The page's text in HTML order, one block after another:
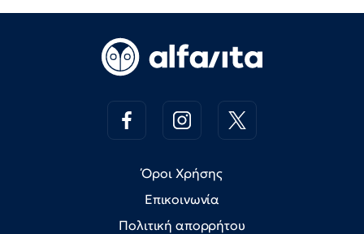
Όροι Χρήσης
Επικοινωνία
Πολιτική απορρήτου